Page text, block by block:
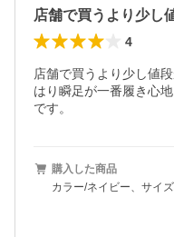
4
店舗で買うより少し値
はり瞬足が一番履き心
です。
購入した商品
カラー/ネイビー、サイ